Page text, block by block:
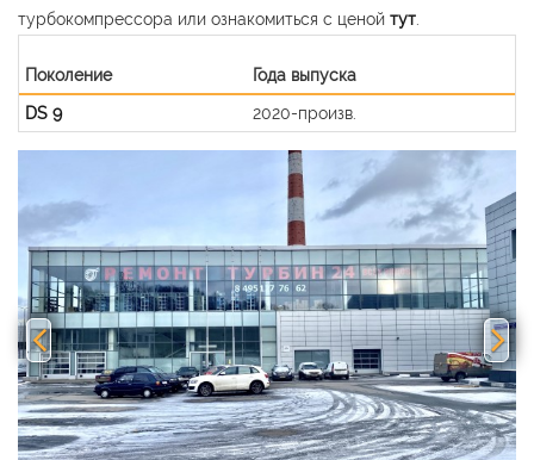
турбокомпрессора или ознакомиться с ценой тут
Поколение
Года выпуска
DS 9
2020-произв.